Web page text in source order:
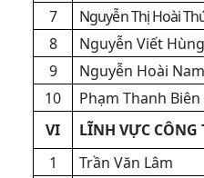
7
Nguyễn Thị Hoài
8
Nguyễn Viết Hùng
9
Nguyễn Hoài Nam
10
Phạm Thanh Biên
VI
LĨNH VỰC CÔNG
1
Trần Văn Lâm